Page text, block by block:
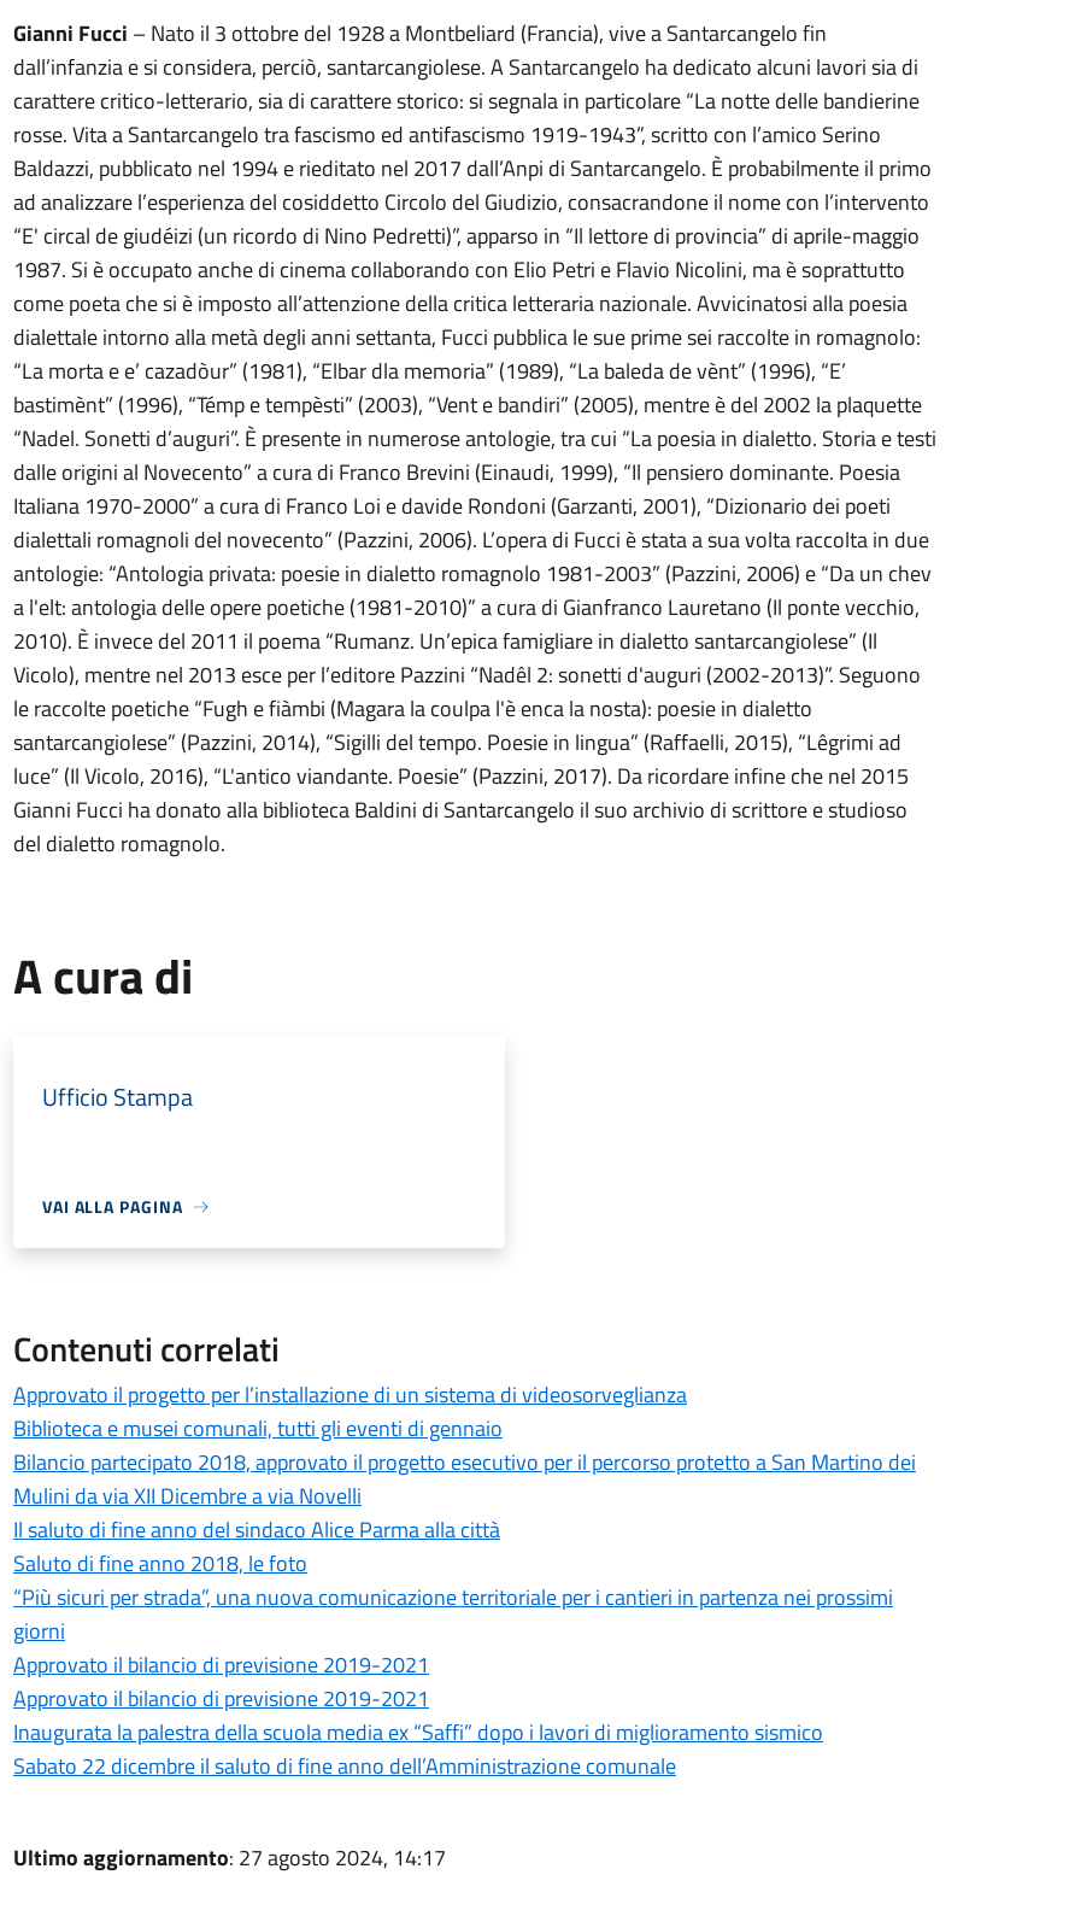
Gianni Fucci – Nato il 3 ottobre del 1928 a Montbeliard (Francia), vive a Santarcangelo fin
dall’infanzia e si considera, perciò, santarcangiolese. A Santarcangelo ha dedicato alcuni lavori sia di
carattere critico-letterario, sia di carattere storico: si segnala in particolare “La notte delle bandierine
rosse. Vita a Santarcangelo tra fascismo ed antifascismo 1919-1943”, scritto con l’amico Serino
Baldazzi, pubblicato nel 1994 e rieditato nel 2017 dall’Anpi di Santarcangelo. È probabilmente il primo
ad analizzare l’esperienza del cosiddetto Circolo del Giudizio, consacrandone il nome con l’intervento
“E' circal de giudéizi (un ricordo di Nino Pedretti)”, apparso in “Il lettore di provincia” di aprile-maggio
1987. Si è occupato anche di cinema collaborando con Elio Petri e Flavio Nicolini, ma è soprattutto
come poeta che si è imposto all’attenzione della critica letteraria nazionale. Avvicinatosi alla poesia
dialettale intorno alla metà degli anni settanta, Fucci pubblica le sue prime sei raccolte in romagnolo:
“La morta e e’ cazadòur” (1981), “Elbar dla memoria” (1989), “La baleda de vènt” (1996), “E’
bastimènt” (1996), “Témp e tempèsti” (2003), “Vent e bandiri” (2005), mentre è del 2002 la plaquette
“Nadel. Sonetti d’auguri”. È presente in numerose antologie, tra cui “La poesia in dialetto. Storia e testi
dalle origini al Novecento” a cura di Franco Brevini (Einaudi, 1999), “Il pensiero dominante. Poesia
Italiana 1970-2000” a cura di Franco Loi e davide Rondoni (Garzanti, 2001), “Dizionario dei poeti
dialettali romagnoli del novecento” (Pazzini, 2006). L’opera di Fucci è stata a sua volta raccolta in due
antologie: “Antologia privata: poesie in dialetto romagnolo 1981-2003” (Pazzini, 2006) e “Da un chev
a l'elt: antologia delle opere poetiche (1981-2010)” a cura di Gianfranco Lauretano (Il ponte vecchio,
2010). È invece del 2011 il poema “Rumanz. Un’epica famigliare in dialetto santarcangiolese” (Il
Vicolo), mentre nel 2013 esce per l’editore Pazzini “Nadêl 2: sonetti d'auguri (2002-2013)”. Seguono
le raccolte poetiche “Fugh e fiàmbi (Magara la coulpa l'è enca la nosta): poesie in dialetto
santarcangiolese” (Pazzini, 2014), “Sigilli del tempo. Poesie in lingua” (Raffaelli, 2015), “Lêgrimi ad
luce” (Il Vicolo, 2016), “L'antico viandante. Poesie” (Pazzini, 2017). Da ricordare infine che nel 2015
Gianni Fucci ha donato alla biblioteca Baldini di Santarcangelo il suo archivio di scrittore e studioso
del dialetto romagnolo.
A cura di
Ufficio Stampa
VAI ALLA PAGINA
Contenuti correlati
Approvato il progetto per l’installazione di un sistema di videosorveglianza
Biblioteca e musei comunali, tutti gli eventi di gennaio
Bilancio partecipato 2018, approvato il progetto esecutivo per il percorso protetto a San Martino dei
Mulini da via XII Dicembre a via Novelli
Il saluto di fine anno del sindaco Alice Parma alla città
Saluto di fine anno 2018, le foto
“Più sicuri per strada”, una nuova comunicazione territoriale per i cantieri in partenza nei prossimi
giorni
Approvato il bilancio di previsione 2019-2021
Approvato il bilancio di previsione 2019-2021
Inaugurata la palestra della scuola media ex “Saffi” dopo i lavori di miglioramento sismico
Sabato 22 dicembre il saluto di fine anno dell’Amministrazione comunale
Ultimo aggiornamento: 27 agosto 2024, 14:17